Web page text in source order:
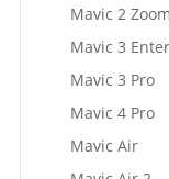
Mavic 2 Zoom
Mavic 3
Mavic 3 Pro
Mavic 4 Pro
Mavic Air